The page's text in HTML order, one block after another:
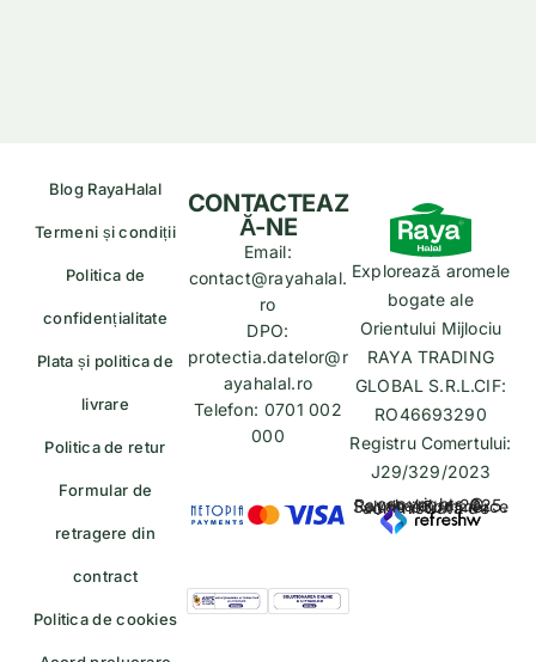
Blog RayaHalal
Termeni și condiții
Politica de
confidențialitate
Plata și politica de
livrare
Politica de retur
Formular de
retragere din
contract
Politica de cookies
Explorează aromele
bogate ale
Orientului Mijlociu
RAYA TRADING
GLOBAL S.R.L.CIF:
RO46693290
Registru Comertului:
J29/329/2023
copyrights © Rayahalal.ro 2025. Soluție eCommerce administrată de
CONTACTEAZ
Ă-NE
Email:
contact@rayahalal.
ro
DPO:
protectia.datelor@r
ayahalal.ro
Telefon: 0701 002
000